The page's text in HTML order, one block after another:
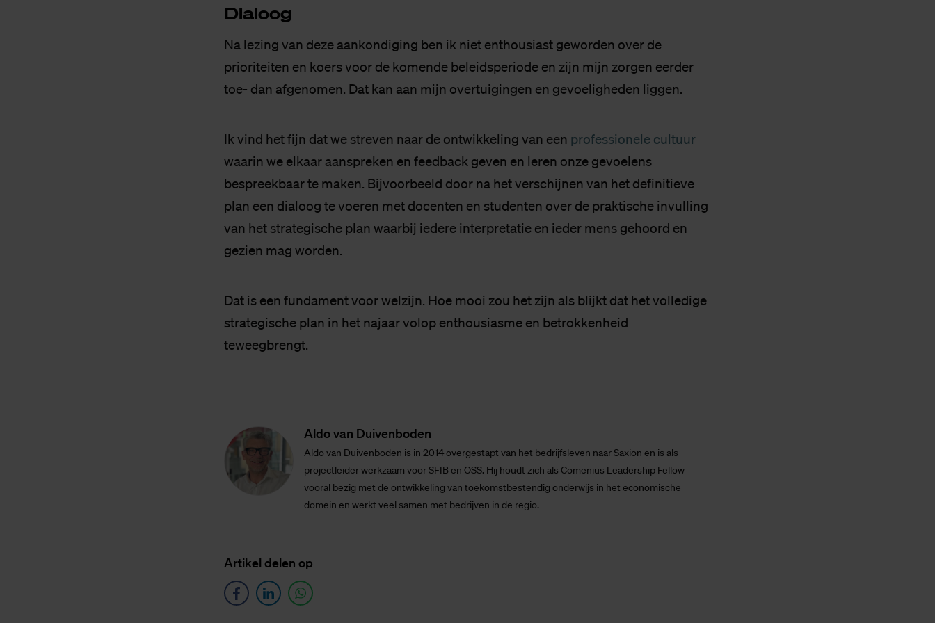
Dia­loog
Na lezing van deze aankondiging ben ik niet enthousiast geworden over de
prioriteiten en koers voor de komende beleidsperiode en zijn mijn zorgen eerder
toe- dan afgenomen. Dat kan aan mijn overtuigingen en gevoeligheden liggen.
Ik vind het fijn dat we streven naar de ontwikkeling van een professionele cultuur
waarin we elkaar aanspreken en feedback geven en leren onze gevoelens
bespreekbaar te maken. Bijvoorbeeld door na het verschijnen van het definitieve
plan een dialoog te voeren met docenten en studenten over de praktische invulling
van het strategische plan waarbij iedere interpretatie en ieder mens gehoord en
gezien mag worden.
Dat is een fundament voor welzijn. Hoe mooi zou het zijn als blijkt dat het volledige
strategische plan in het najaar volop enthousiasme en betrokkenheid
teweegbrengt.
Aldo van Dui­ven­bo­den
Aldo van Duivenboden is in 2014 overgestapt van het bedrijfsleven naar Saxion en is als
projectleider werkzaam voor SFIB en OSS. Hij houdt zich als Comenius Leadership Fellow
vooral bezig met de ontwikkeling van toekomstbestendig onderwijs in het economische
domein en werkt veel samen met bedrijven in de regio.
Ar­ti­kel de­len op